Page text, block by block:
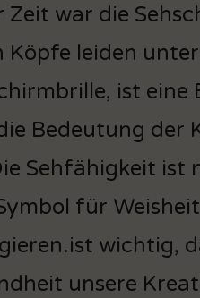
Zeit war die
Köpfe leiden
ist
Bedeutung der
Sehfähigkeit ist
für
wichtig,
unsere